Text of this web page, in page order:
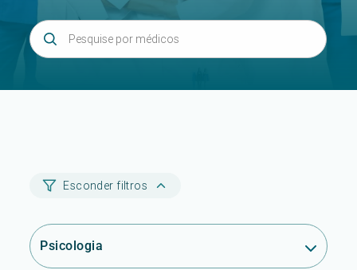
Esconder filtros
Psicologia